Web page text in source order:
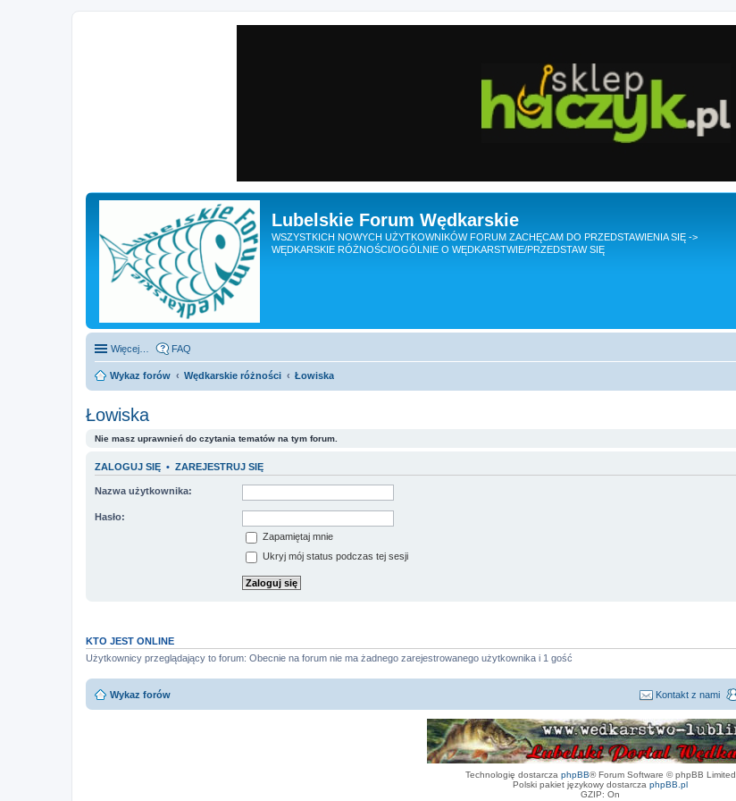
Lubelskie Forum Wędkarskie
WSZYSTKICH NOWYCH UŻYTKOWNIKÓW FORUM ZACHĘCAM DO PRZEDSTAWIENIA SIĘ ->
WĘDKARSKIE RÓŻNOŚCI/OGÓLNIE O WĘDKARSTWIE/PRZEDSTAW SIĘ
Więcej… FAQ
Wykaz forów Wędkarskie różności Łowiska
Łowiska
Nie masz uprawnień do czytania tematów na tym forum.
ZALOGUJ SIĘ • ZAREJESTRUJ SIĘ
Nazwa użytkownika:
Hasło:
Zapamiętaj mnie
Ukryj mój status podczas tej sesji
KTO JEST ONLINE
Użytkownicy przeglądający to forum: Obecnie na forum nie ma żadnego zarejestrowanego użytkownika i 1 gość
Wykaz forów Kontakt z nami
Technologię dostarcza phpBB® Forum Software © phpBB Limited
Polski pakiet językowy dostarcza phpBB.pl
GZIP: On